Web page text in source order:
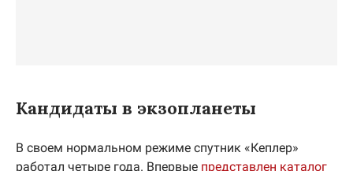
Кандидаты в экзопланеты
В своем нормальном режиме спутник «Кеплер»
работал четыре года. Впервые представлен каталог